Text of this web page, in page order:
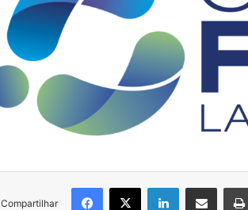
Compartilhar
Facebook
X LinkedinCompartilhar via e-mail